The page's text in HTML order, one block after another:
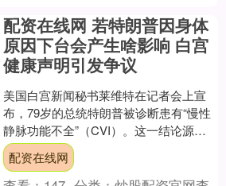
配资在线网 若特朗普因身体
原因下台会产生啥影响 白宫
健康声明引发争议
美国白宫新闻秘书莱维特在记者会上宣
布，79岁的总统特朗普被诊断患有“慢性
静脉功能不全”（CVI）。这一结论源于
上周他在纽约观看国际足联俱乐部世界
杯决赛时脚踝明显....
配资在线网